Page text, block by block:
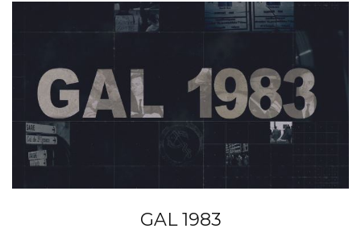
GAL 1983